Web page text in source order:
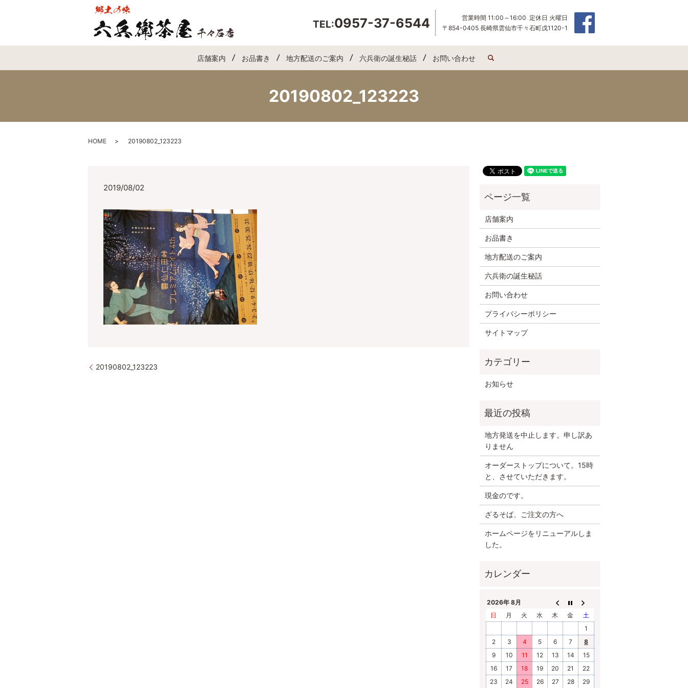
TEL:0957-37-6544
営業時間 11:00～16:00 定休日 火曜日
〒854-0405 長崎県雲仙市千々石町戊1120-1
店舗案内 お品書き 地方配送のご案内 六兵衛の誕生秘話 お問い合わせ
20190802_123223
HOME 20190802_123223
2019/08/02
20190802_123223
店舗案内
お品書き
地方配送のご案内
六兵衛の誕生秘話
お問い合わせ
プライバシーポリシー
サイトマップ
お知らせ
地方発送を中止します。申し訳あ
りません
オーダーストップについて。15時
と、させていただきます。
現金のです。
ざるそば、ご注文の方へ
ホームページをリニューアルしま
した。
2026年 8月
日
月 火 水 木 金
土
1
2
3 4 5 6 7
8
9
10 11 12 13 14
15
16
17 18 19 20 21
22
23
24 25 26 27 28 29